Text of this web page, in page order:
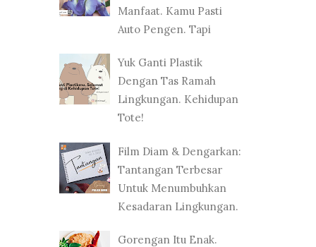
Manfaat. Kamu Pasti
Auto Pengen. Tapi
Yuk Ganti Plastik
Dengan Tas Ramah
Lingkungan. Kehidupan
Tote!
Film Diam & Dengarkan:
Tantangan Terbesar
Untuk Menumbuhkan
Kesadaran Lingkungan.
Gorengan Itu Enak.